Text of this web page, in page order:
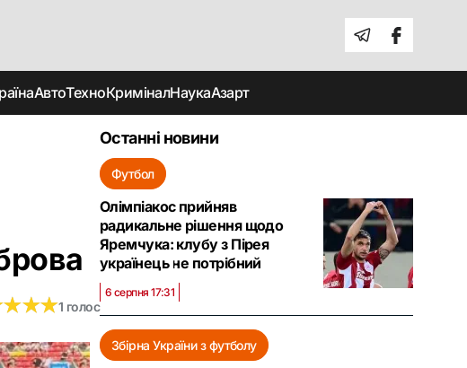
АвтоТехноКриміналНаукаАзарт
★★★
★★★1 голос
Останні новини
Футбол
Олімпіакос прийняв
радикальне рішення щодо
Яремчука: клубу з Пірея
українець не потрібний
6 серпня 17:31
Збірна України з футболу